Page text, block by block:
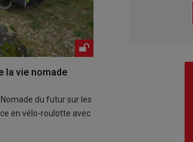
la vie nomade
du futur sur les
en vélo-roulotte avec